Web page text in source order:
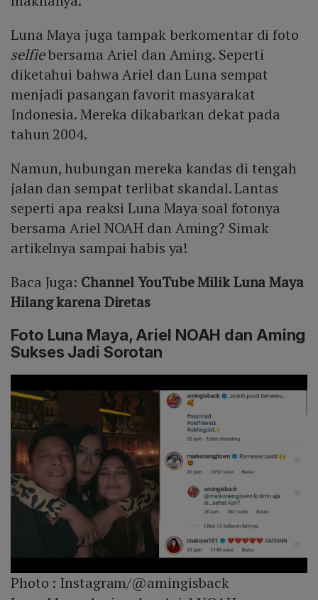
Luna Maya juga tampak berkomentar di foto
selfiebersama Ariel dan Aming. Seperti
diketahui bahwa Ariel dan Luna sempat
menjadi pasangan favorit masyarakat
Indonesia. Mereka dikabarkan dekat pada
tahun 2004.
Namun, hubungan mereka kandas di tengah
jalan dan sempat terlibat skandal. Lantas
seperti apa reaksi Luna Maya soal fotonya
bersama Ariel NOAH dan Aming? Simak
artikelnya sampai habis ya!
Baca Juga: Channel YouTube Milik Luna Maya
Hilang karena Diretas
Foto Luna Maya, Ariel NOAH dan Aming
Sukses Jadi Sorotan
Photo : Instagram/@amingisback